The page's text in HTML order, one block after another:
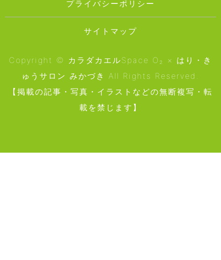
プライバシーポリシー
サイトマップ
Copyright © カラダカエルSpace O₂ × はり・き
ゅうサロン みかづき All Rights Reserved.
【掲載の記事・写真・イラストなどの無断複写・転
載を禁じます】